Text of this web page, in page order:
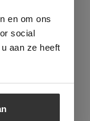
en om ons
social
aan ze heeft